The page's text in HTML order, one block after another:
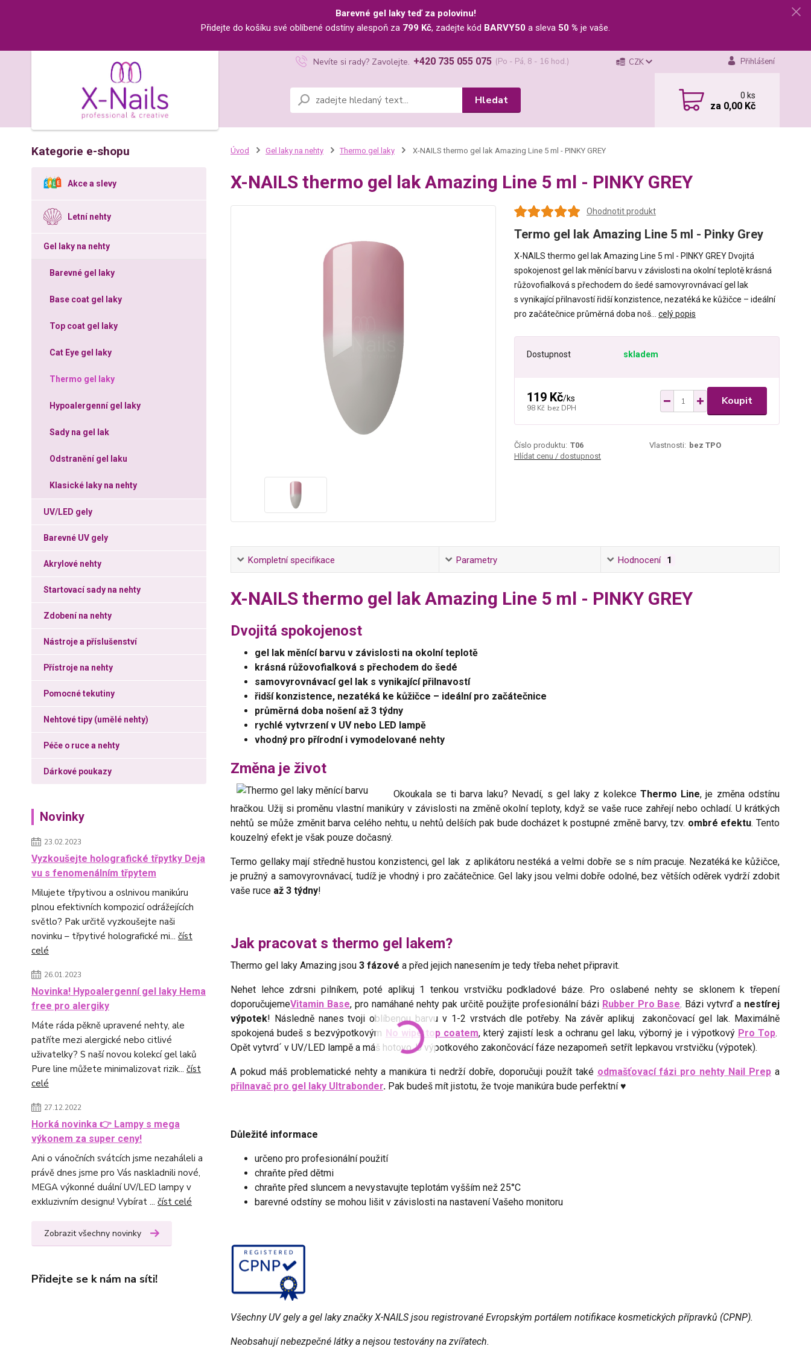
Barevné gel laky teď za polovinu!
Přidejte do košíku své oblíbené odstíny alespoň za 799 Kč, zadejte kód BARVY50 a sleva 50 % je vaše.
CZK Přihlášení
Hledat
Nevíte si rady? Zavolejte. +420 735 055 075 (Po - Pá, 8 - 16 hod.)
0ks
za 0,00 Kč
Kategorie e-shopu
Akce a slevy
Letní nehty
Gel laky na nehty
Barevné gel laky
Base coat gel laky
Top coat gel laky
Cat Eye gel laky
Thermo gel laky
Hypoalergenní gel laky
Sady na gel lak
Odstranění gel laku
Klasické laky na nehty
UV/LED gely
Barevné UV gely
Akrylové nehty
Startovací sady na nehty
Zdobení na nehty
Nástroje a příslušenství
Přístroje na nehty
Pomocné tekutiny
Nehtové tipy (umělé nehty)
Péče o ruce a nehty
Dárkové poukazy
Novinky
23.02.2023
Vyzkoušejte holografické třpytky Deja
vu s fenomenálním třpytem
Milujete třpytivou a oslnivou manikúru
plnou efektivních kompozicí odrážejících
světlo? Pak určitě vyzkoušejte naši
novinku – třpytivé holografické mi... číst
celé
26.01.2023
Novinka! Hypoalergenní gel laky Hema
free pro alergiky
Máte ráda pěkně upravené nehty, ale
patříte mezi alergické nebo citlivé
uživatelky? S naší novou kolekcí gel laků
Pure line můžete minimalizovat rizik... číst
celé
27.12.2022
Horká novinka 👉 Lampy s mega
výkonem za super ceny!
Ani o vánočních svátcích jsme nezaháleli a
právě dnes jsme pro Vás naskladnili nové,
MEGA výkonné duální UV/LED lampy v
exkluzivním designu! Vybírat ... číst celé
Zobrazit všechny novinky
Přidejte se k nám na síti!
Úvod Gel laky na nehty Thermo gel laky X-NAILS thermo gel lak Amazing Line 5 ml - PINKY GREY
X-NAILS thermo gel lak Amazing Line 5 ml - PINKY GREY
Ohodnotit produkt
Termo gel lak Amazing Line 5 ml - Pinky Grey
X-NAILS thermo gel lak Amazing Line 5 ml - PINKY GREY Dvojitá
spokojenost gel lak měnící barvu v závislosti na okolní teplotě krásná
růžovofialková s přechodem do šedé samovyrovnávací gel lak
s vynikající přilnavostí řidší konzistence, nezatéká ke kůžičce – ideální
pro začátečnice průměrná doba noš... celý popis
Dostupnost skladem
119 Kč/ks
98 Kč bez DPH
Koupit
Číslo produktu: T06 Vlastnosti: bez TPO
Hlídat cenu / dostupnost
Kompletní specifikace Parametry Hodnocení 1
X-NAILS thermo gel lak Amazing Line 5 ml - PINKY GREY
Dvojitá spokojenost
gel lak měnící barvu v závislosti na okolní teplotě
krásná růžovofialková s přechodem do šedé
samovyrovnávací gel lak s vynikající přilnavostí
řidší konzistence, nezatéká ke kůžičce – ideální pro začátečnice
průměrná doba nošení až 3 týdny
rychlé vytvrzení v UV nebo LED lampě
vhodný pro přírodní i vymodelované nehty
Změna je život
Okoukala se ti barva laku? Nevadí, s gel laky z kolekce Thermo Line, je změna odstínu
hračkou. Užij si proměnu vlastní manikúry v závislosti na změně okolní teploty, když se vaše ruce zahřejí nebo ochladí. U krátkých
nehtů se může změnit barva celého nehtu, u nehtů delších pak bude docházet k postupné změně barvy, tzv. ombré efektu. Tento
kouzelný efekt je však pouze dočasný.
Termo gellaky mají středně hustou konzistenci, gel lak z aplikátoru nestéká a velmi dobře se s ním pracuje. Nezatéká ke kůžičce,
je pružný a samovyrovnávací, tudíž je vhodný i pro začátečnice. Gel laky jsou velmi dobře odolné, bez větších oděrek vydrží zdobit
vaše ruce až 3 týdny!
Jak pracovat s thermo gel lakem?
Thermo gel laky Amazing jsou 3 fázové a před jejich nanesením je tedy třeba nehet připravit.
Nehet lehce zdrsni pilníkem, poté aplikuj 1 tenkou vrstvičku podkladové báze. Pro oslabené nehty se sklonem k třepení
doporučujemeVitamin Base, pro namáhané nehty pak určitě použijte profesionální bázi Rubber Pro Base. Bázi vytvrď a nestírej
výpotek! Následně nanes tvoji oblíbenou barvu v 1-2 vrstvách dle potřeby. Na závěr aplikuj zakončovací gel lak. Maximálně
spokojená budeš s bezvýpotkovým No wipe top coatem, který zajistí lesk a ochranu gel laku, výborný je i výpotkový Pro Top.
Opět vytvrd´ v UV/LED lampě a máš hotovo. U výpotkového zakončovácí fáze nezapomeň setřít lepkavou vrstvičku (výpotek).
A pokud máš problematické nehty a manikúra ti nedrží dobře, doporučuji použít také odmašťovací fázi pro nehty Nail Prep a
přilnavač pro gel laky Ultrabonder.Pak budeš mít jistotu, že tvoje manikúra bude perfektní ♥
Důležité informace
určeno pro profesionální použití
chraňte před dětmi
chraňte před sluncem a nevystavujte teplotám vyšším než 25°C
barevné odstíny se mohou lišit v závislosti na nastavení Vašeho monitoru
Všechny UV gely a gel laky značky X-NAILS jsou registrované Evropským portálem notifikace kosmetických přípravků (CPNP).
Neobsahují nebezpečné látky a nejsou testovány na zvířatech.